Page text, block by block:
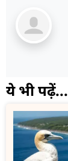
ये भी पढ़ें...